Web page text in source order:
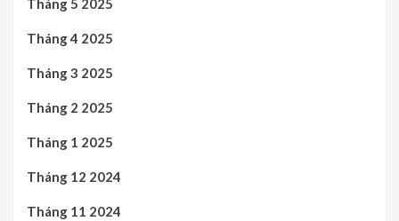
Tháng 5 2025
Tháng 4 2025
Tháng 3 2025
Tháng 2 2025
Tháng 1 2025
Tháng 12 2024
Tháng 11 2024